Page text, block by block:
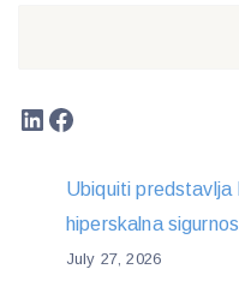
LinkedIn
Facebook
Ubiquiti predstavlja
hiperskalna
July 27, 2026